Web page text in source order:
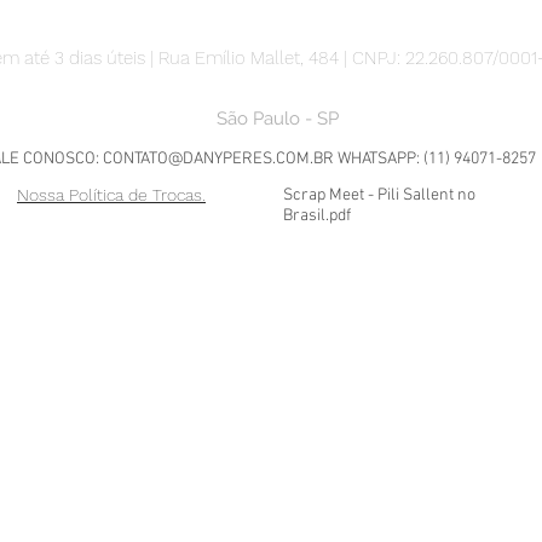
até 3 dias úteis | Rua Emílio Mallet, 484 | CNPJ: 22.260.807/
São Paulo - SP
CONOSCO: CONTATO@DANYPERES.COM.BR WHATSAPP: (11) 94071-8257
Nossa Política de Trocas.
Scrap Meet - Pili Sallent no
Brasil.pdf